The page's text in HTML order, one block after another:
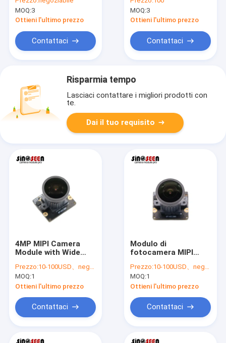
Interface for
Embedded and
Industrial
MOQ:3
Ottieni l'ultimo prezzo
Contattaci
Video Conferencing
and Live Streaming
MOQ:3
Ottieni l'ultimo prezzo
Contattaci
Risparmia tempo
Lasciaci contattare i migliori prodotti con
te.
Dai il tuo requisito
4MP MIPI Camera
Module with Wide
Resolution Sensor
for Embedded and
Robotics
Applications
Prezzo:10-100USD、negotiable
MOQ:1
Ottieni l'ultimo prezzo
Contattaci
Modulo di
fotocamera MIPI
sensore d'immagine
da 4 MP e obiettivo
grandangolare
Prezzo:10-100USD、negotiable
MOQ:1
Ottieni l'ultimo prezzo
Contattaci